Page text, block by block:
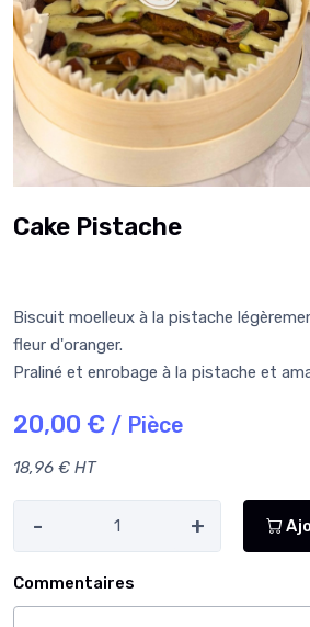
Cake Pistache
Biscuit moelleux à la pistache
fleur d'oranger.
Praliné et enrobage à la pistache et
20,00 € / Pièce
18,96 € HT
- +
Commentaires